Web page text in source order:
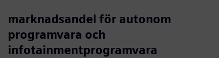
70%
marknadsandel för autonom
programvara och
infotainmentprogramvara